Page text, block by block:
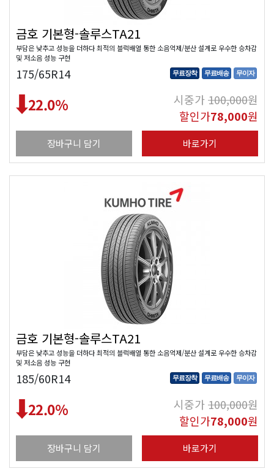
금호 기본형-솔루스TA21
부담은 낮추고 성능을 더하다 최적의 블럭배열 통한 소음억제/분산 설계로 우수한 승차감
및 저소음 성능 구현
175/65R14 무료장착 무료배송 무이자
22.0% 시중가100,000원
할인가78,000원
장바구니 담기 바로가기
금호 기본형-솔루스TA21
부담은 낮추고 성능을 더하다 최적의 블럭배열 통한 소음억제/분산 설계로 우수한 승차감
및 저소음 성능 구현
185/60R14 무료장착 무료배송 무이자
22.0% 시중가100,000원
할인가78,000원
장바구니 담기 바로가기